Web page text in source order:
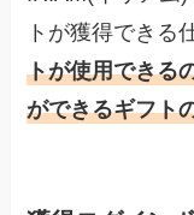
トが獲得できる
トが使用できる
ができるギフト